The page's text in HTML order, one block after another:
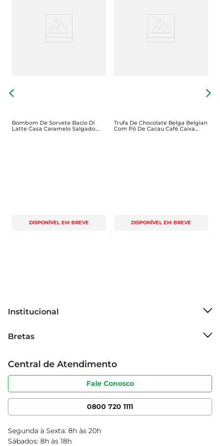
Bombom De Sorvete Bacio Di
Latte Casa Caramelo Salgado
Cobertura Caramelo Salgado
DISPONÍVEL EM BREVE
Trufa De Chocolate Belga Belgian
Com Pó De Cacau Café Caixa
DISPONÍVEL EM BREVE
Institucional
Grupo Cencosud
Sobre privacidade
Portal do fornecedor
Cencosud Media
Bretas
Produtos Bretas
Código de ética
Serviços
Clube Bretas
Blog Bretas
Black Friday
Central de Atendimento
Fale Conosco
0800 720 1111
Segunda à Sexta: 8h às 20h
Sábados: 8h às 18h